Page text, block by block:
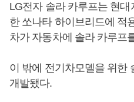
LG전자 솔라 카루프는 현대
한 쏘나타 하이브리드에 적
차가 자동차에 솔라 카루프
이 밖에 전기차모델을 위한
개발됐다.